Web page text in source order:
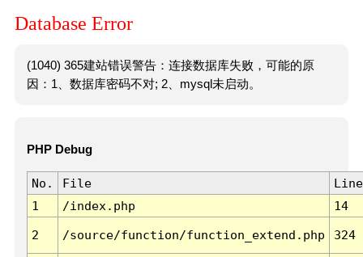
Database Error
(1040) 365建站错误警告：连接数据库失败，可能的原
因：1、数据库密码不对; 2、mysql未启动。
PHP Debug
No. File
Line
1
/index.php 14
2 /source/function/function_extend.php 324